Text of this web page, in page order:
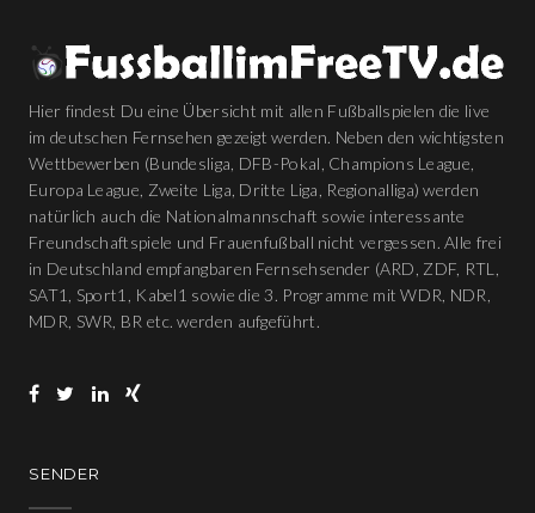
Hier findest Du eine Übersicht mit allen Fußballspielen die live
im deutschen Fernsehen gezeigt werden. Neben den wichtigsten
Wettbewerben (Bundesliga, DFB-Pokal, Champions League,
Europa League, Zweite Liga, Dritte Liga, Regionalliga) werden
natürlich auch die Nationalmannschaft sowie interessante
Freundschaftspiele und Frauenfußball nicht vergessen. Alle frei
in Deutschland empfangbaren Fernsehsender (ARD, ZDF, RTL,
SAT1, Sport1, Kabel1 sowie die 3. Programme mit WDR, NDR,
MDR, SWR, BR etc. werden aufgeführt.
SENDER